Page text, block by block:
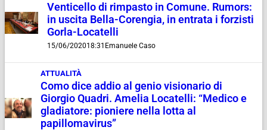
Venticello di rimpasto in Comune. Rumors:
in uscita Bella-Corengia, in entrata i forzisti
Gorla-Locatelli
15/06/202018:31 Emanuele Caso
ATTUALITÀ
Como dice addio al genio visionario di
Giorgio Quadri. Amelia Locatelli: “Medico e
gladiatore: pioniere nella lotta al
papillomavirus”